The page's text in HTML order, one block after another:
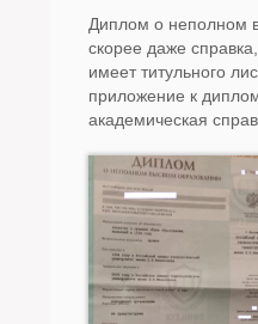
Диплом о неполном
скорее даже
имеет титульного
приложение к
академическая